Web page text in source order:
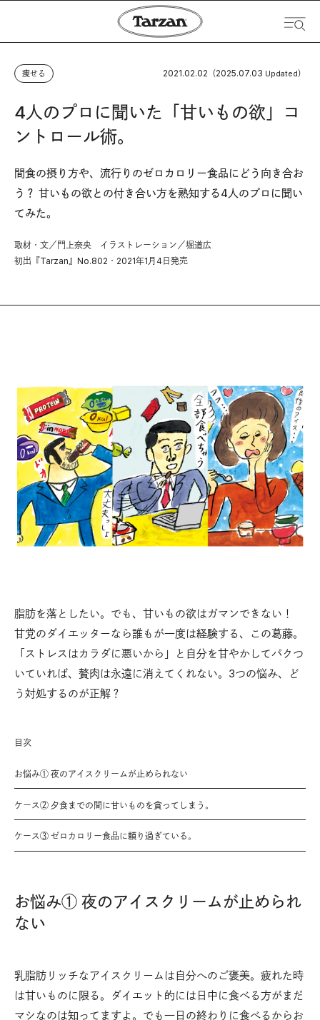
痩せる 2021.02.02 （2025.07.03 Updated）
4人のプロに聞いた「甘いもの欲」コ
ントロール術。
間食の摂り方や、流行りのゼロカロリー食品にどう向き合お
う？ 甘いもの欲との付き合い方を熟知する4人のプロに聞い
てみた。
取材・文／門上奈央 イラストレーション／堀道広
初出『Tarzan』No.802・2021年1月4日発売
脂肪を落としたい。でも、甘いもの欲はガマンできない！
甘党のダイエッターなら誰もが一度は経験する、この葛藤。
「ストレスはカラダに悪いから」と自分を甘やかしてパクつ
いていれば、贅肉は永遠に消えてくれない。3つの悩み、ど
う対処するのが正解？
目次
お悩み① 夜のアイスクリームが止められない
ケース② 夕食までの間に甘いものを貪ってしまう。
ケース③ ゼロカロリー食品に頼り過ぎている。
お悩み① 夜のアイスクリームが止められ
ない
乳脂肪リッチなアイスクリームは自分へのご褒美。疲れた時
は甘いものに限る。ダイエット的には日中に食べる方がまだ
マシなのは知ってますよ。でも一日の終わりに食べるからお